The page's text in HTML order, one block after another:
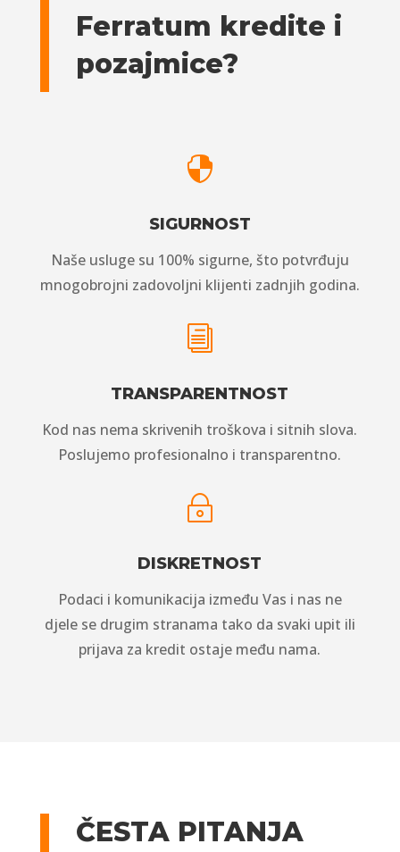
Ferratum kredite i
pozajmice?

SIGURNOST
Naše usluge su 100% sigurne, što potvrđuju
mnogobrojni zadovoljni klijenti zadnjih godina.
i
TRANSPARENTNOST
Kod nas nema skrivenih troškova i sitnih slova.
Poslujemo profesionalno i transparentno.
~
DISKRETNOST
Podaci i komunikacija između Vas i nas ne
djele se drugim stranama tako da svaki upit ili
prijava za kredit ostaje među nama.
ČESTA PITANJA